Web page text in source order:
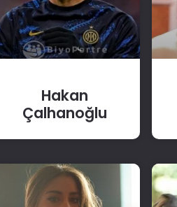
Hakan
Çalhanoğlu